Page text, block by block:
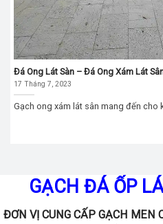
Đá Ong Lát Sàn – Đá Ong Xám Lát
17 Tháng 7, 2023
Gạch ong xám lát sân mang đến cho
GẠCH ĐÁ ỐP
ĐƠN VỊ CUNG CẤP GẠCH MEN